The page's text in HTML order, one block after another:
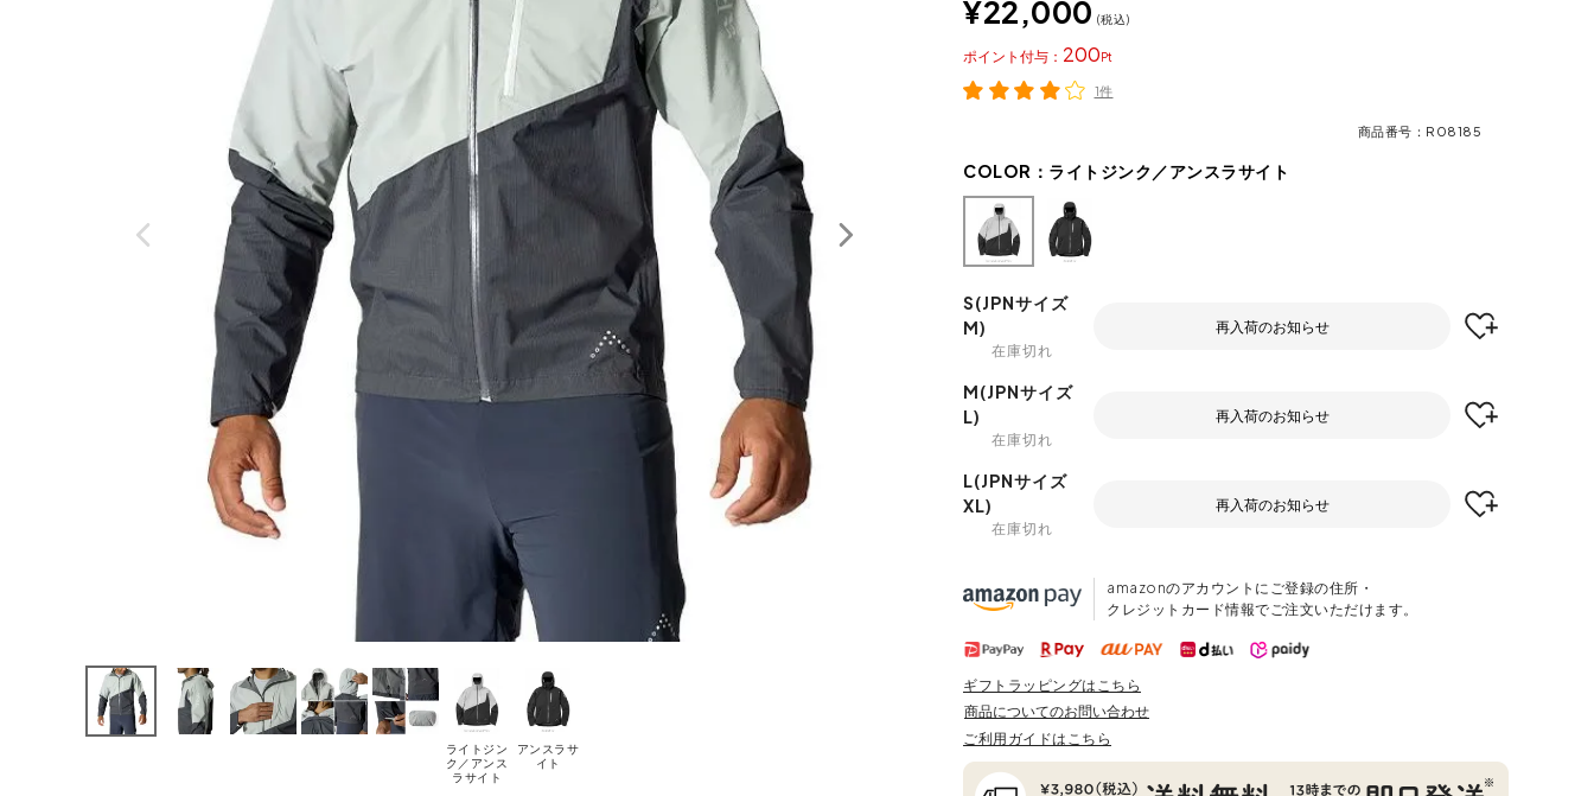
ライトジン
ク／アンス
ラサイト
アンスラサ
イト
¥22,000 税込
200
ポイント
1件
商品番号 R08185
COLOR： ライトジンク／アンスラサイト
S(JPNサイズ
M)
在庫切れ
再入荷のお知らせ
M(JPNサイズ
L)
在庫切れ
再入荷のお知らせ
L(JPNサイズ
XL)
在庫切れ
再入荷のお知らせ
amazonのアカウントにご登録の住所・
クレジットカード情報でご注文いただけます。
ギフトラッピングはこちら
商品についてのお問い合わせ
ご利用ガイドはこちら